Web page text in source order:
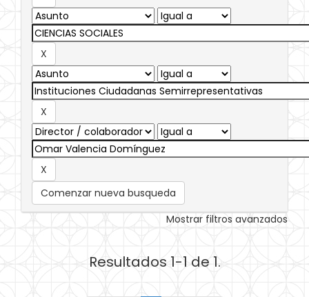
Comenzar nueva busqueda
Mostrar filtros avanzados
Resultados 1-1 de 1.